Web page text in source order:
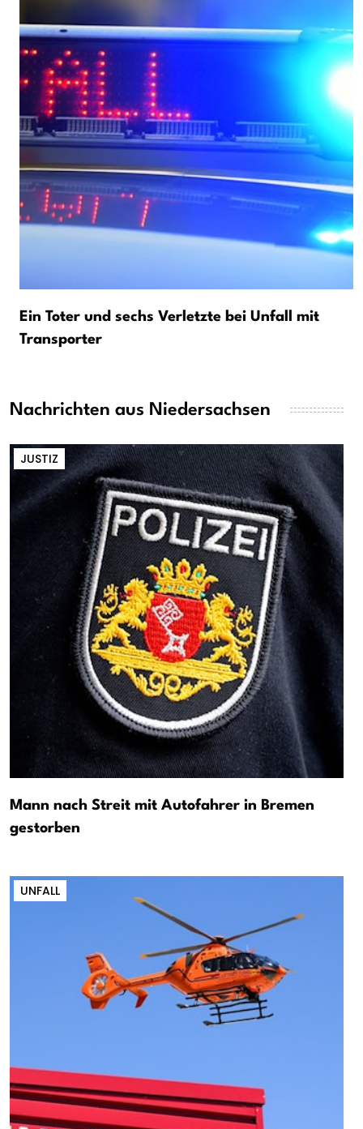
Ein Toter und sechs Verletzte bei Unfall mit
Transporter
Nachrichten aus Niedersachsen
JUSTIZ
Mann nach Streit mit Autofahrer in Bremen
gestorben
UNFALL